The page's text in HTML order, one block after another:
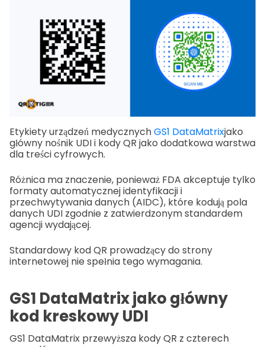
Etykiety urządzeń medycznychGS1 DataMatrixjako
główny nośnik UDI i kody QR jako dodatkowa warstwa
dla treści cyfrowych.
Różnica ma znaczenie, ponieważ FDA akceptuje tylko
formaty automatycznej identyfikacji i
przechwytywania danych (AIDC), które kodują pola
danych UDI zgodnie z zatwierdzonym standardem
agencji wydającej.
Standardowy kod QR prowadzący do strony
internetowej nie spełnia tego wymagania.
GS1 DataMatrix jako główny
kod kreskowy UDI
GS1 DataMatrix przewyższa kody QR z czterech